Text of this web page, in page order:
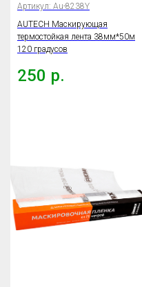
Артикул: Au-8238Y
AUTECH Маскирующая
термостойкая лента 38мм*50м
120 градусов
250 р.